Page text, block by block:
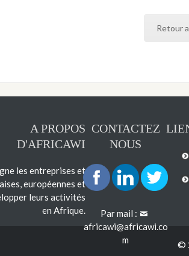
Retour
A PROPOS
D'AFRICAWI
les entreprises et
européennes et
leurs activités
en Afrique.
CONTACTEZ
NOUS
Par mail :
africawi@africawi.co
m
©